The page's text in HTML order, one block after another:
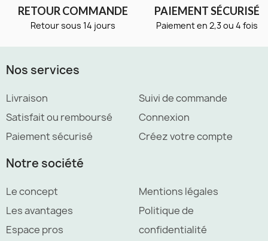
RETOUR COMMANDE
Retour sous 14 jours
PAIEMENT SÉCURISÉ
Paiement en 2,3 ou 4 fois
Nos services
Livraison
Satisfait ou remboursé
Paiement sécurisé
Suivi de commande
Connexion
Créez votre compte
Notre société
Le concept
Les avantages
Espace pros
Mentions légales
Politique de
confidentialité